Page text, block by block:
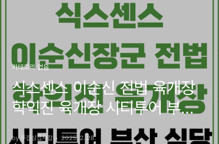
카테고리 없음
식스센스 이순신 전법 육개장
학익진 육개장 시티투어 부산
식당
by 투잡삼잡사잡 2025. 2. 28.